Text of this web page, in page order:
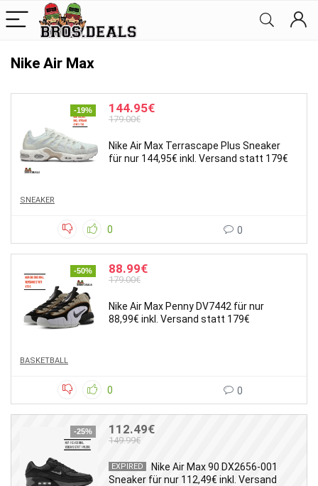
Nike Air Max
-19% 144.95€
179.00€
Nike Air Max Terrascape Plus Sneaker
für nur 144,95€ inkl. Versand statt 179€
SNEAKER
0 0
-50% 88.99€
179.00€
Nike Air Max Penny DV7442 für nur
88,99€ inkl. Versand statt 179€
BASKETBALL
0 0
-25% 112.49€
149.99€
EXPIRED
Nike Air Max 90 DX2656-001
Sneaker für nur 112,49€ inkl. Versand